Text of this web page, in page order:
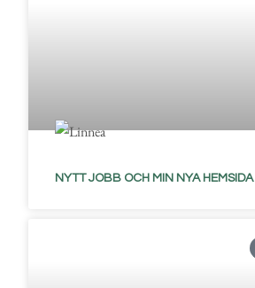
NYTT JOBB OCH MIN NYA HEMSIDA